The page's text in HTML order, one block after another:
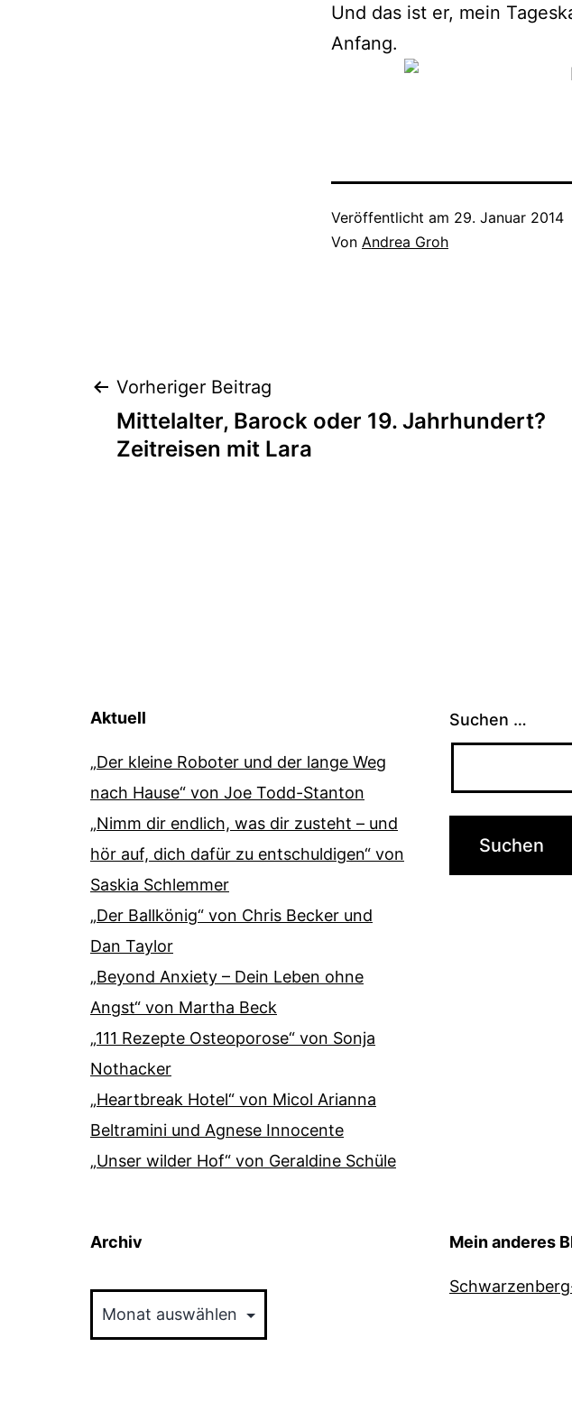
Und das ist er, mein
Anfang.
Veröffentlicht am 29. Januar 2014
Von Andrea Groh
Beitragsnavigation
Vorheriger Beitrag
Mittelalter, Barock oder 19. Jahrhundert?
Zeitreisen mit Lara
Aktuell
„Der kleine Roboter und der lange Weg
nach Hause“ von Joe Todd-Stanton
„Nimm dir endlich, was dir zusteht – und
hör auf, dich dafür zu entschuldigen“ von
Saskia Schlemmer
„Der Ballkönig“ von Chris Becker und
Dan Taylor
„Beyond Anxiety – Dein Leben ohne
Angst“ von Martha Beck
„111 Rezepte Osteoporose“ von Sonja
Nothacker
„Heartbreak Hotel“ von Micol Arianna
Beltramini und Agnese Innocente
„Unser wilder Hof“ von Geraldine Schüle
Suchen …
Archiv Mein anderes